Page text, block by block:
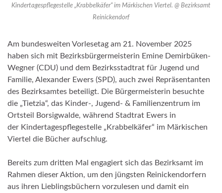
Kindertagespflegestelle „Krabbelkäfer“ im Märkischen Viertel. @ Bezirksamt
Reinickendorf
Am bundesweiten Vorlesetag am 21. November 2025
haben sich mit Bezirksbürgermeisterin Emine Demirbüken-
Wegner (CDU) und dem Bezirksstadtrat für Jugend und
Familie, Alexander Ewers (SPD), auch zwei Repräsentanten
des Bezirksamtes beteiligt. Die Bürgermeisterin besuchte
die „Tietzia“, das Kinder-, Jugend- & Familienzentrum im
Ortsteil Borsigwalde, während Stadtrat Ewers in
der Kindertagespflegestelle „Krabbelkäfer“ im Märkischen
Viertel die Bücher aufschlug.
Bereits zum dritten Mal engagiert sich das Bezirksamt im
Rahmen dieser Aktion, um den jüngsten Reinickendorfern
aus ihren Lieblingsbüchern vorzulesen und damit ein